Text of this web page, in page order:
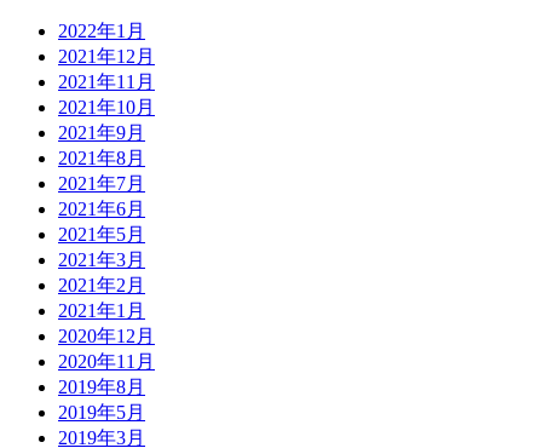
2022年1月
2021年12月
2021年11月
2021年10月
2021年9月
2021年8月
2021年7月
2021年6月
2021年5月
2021年3月
2021年2月
2021年1月
2020年12月
2020年11月
2019年8月
2019年5月
2019年3月